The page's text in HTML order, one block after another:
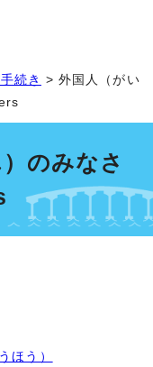
続き > 外国人（がい
のみなさ
ほう）